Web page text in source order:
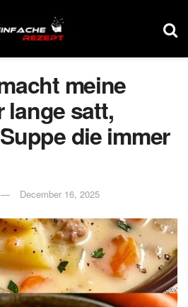
meine
lange satt,
die immer
December 16, 2025